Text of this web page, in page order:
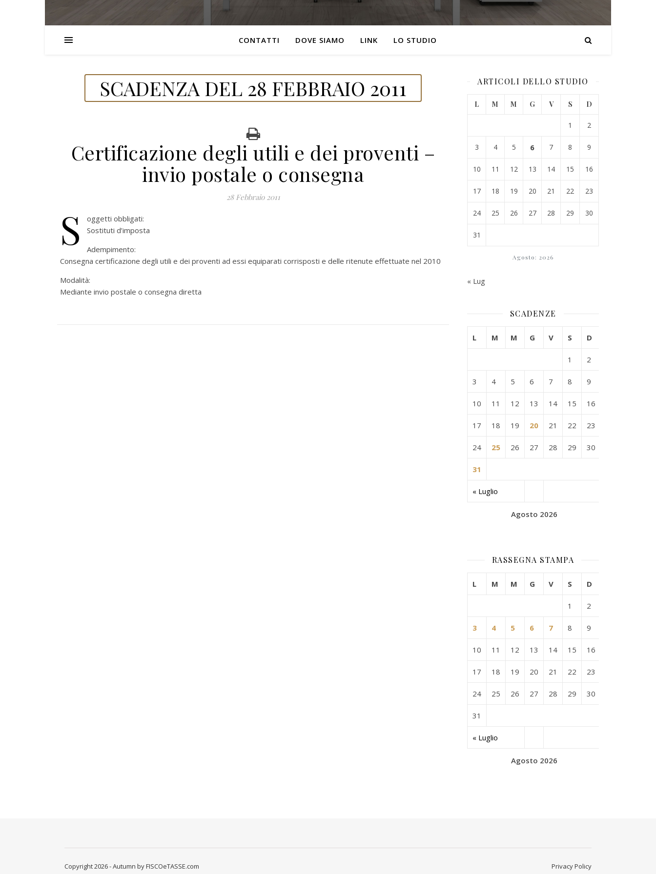
CONTATTI DOVE SIAMO LINK LO STUDIO
SCADENZA DEL 28 FEBBRAIO 2011
Certificazione degli utili e dei proventi –
invio postale o consegna
28 Febbraio 2011
S
oggetti obbligati:
Sostituti d’imposta
Adempimento:
Consegna certificazione degli utili e dei proventi ad essi equiparati corrisposti e delle ritenute effettuate nel 2010
Modalità:
Mediante invio postale o consegna diretta
ARTICOLI DELLO STUDIO
Agosto: 2026
L M M G V S D
1 2
3 4 5 6 7 8 9
10 11 12 13 14 15 16
17 18 19 20 21 22 23
24 25 26 27 28 29 30
31
« Lug
SCADENZE
Agosto 2026
L M M G V S D
« Luglio
1 2
3 4 5 6 7 8 9
10 11 12 13 14 15 16
17 18 19 20 21 22 23
24 25 26 27 28 29 30
31
RASSEGNA STAMPA
Agosto 2026
L M M G V S D
« Luglio
1 2
3 4 5 6 7 8 9
10 11 12 13 14 15 16
17 18 19 20 21 22 23
24 25 26 27 28 29 30
31
Privacy Policy
Copyright 2026 - Autumn by FISCOeTASSE.com